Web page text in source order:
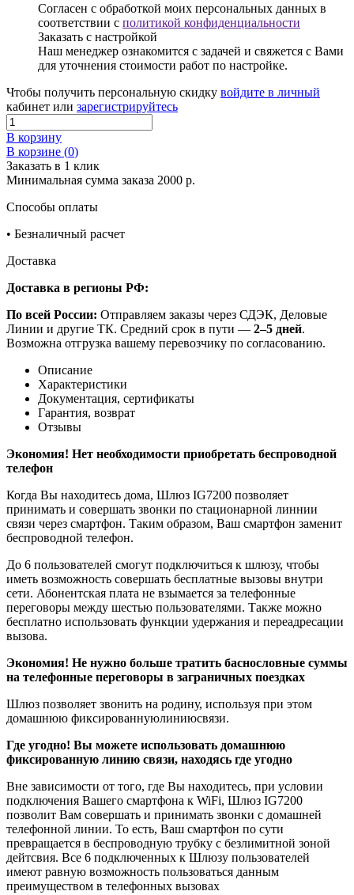
Согласен с обработкой моих персональных данных в
соответствии с политикой конфиденциальности
Заказать с настройкой
Наш менеджер ознакомится с задачей и свяжется с Вами
для уточнения стоимости работ по настройке.
Чтобы получить персональную скидку войдите в личный
кабинет или зарегистрируйтесь
В корзину
В корзине (0)
Заказать в 1 клик
Минимальная сумма заказа 2000 р.
Способы оплаты
• Безналичный расчет
Доставка
Доставка в регионы РФ:
По всей России: Отправляем заказы через СДЭК, Деловые
Линии и другие ТК. Средний срок в пути — 2–5 дней.
Возможна отгрузка вашему перевозчику по согласованию.
Описание
Характеристики
Документация, сертификаты
Гарантия, возврат
Отзывы
Экономия! Нет необходимости приобретать беспроводной
телефон
Когда Вы находитесь дома, Шлюз IG7200 позволяет
принимать и совершать звонки по стационарной линнии
связи через смартфон. Таким образом, Ваш смартфон заменит
беспроводной телефон.
До 6 пользователей смогут подключиться к шлюзу, чтобы
иметь возможность совершать бесплатные вызовы внутри
сети. Абонентская плата не взымается за телефонные
переговоры между шестью пользователями. Также можно
бесплатно использовать функции удержания и переадресации
вызова.
Экономия! Не нужно больше тратить баснословные суммы
на телефонные переговоры в заграничных поездках
Шлюз позволяет звонить на родину, используя при этом
домашнюю фиксированнуюлиниюсвязи.
Где угодно! Вы можете использовать домашнюю
фиксированную линию связи, находясь где угодно
Вне зависимости от того, где Вы находитесь, при условии
подключения Вашего смартфона к WiFi, Шлюз IG7200
позволит Вам совершать и принимать звонки с домашней
телефонной линии. То есть, Ваш смартфон по сути
превращается в беспроводную трубку с безлимитной зоной
дейтсвия. Все 6 подключенных к Шлюзу пользователей
имеют равную возможность пользоваться данным
преимуществом в телефонных вызовах